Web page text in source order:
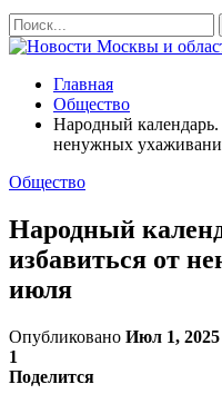
Главная
Общество
Народный календарь.
ненужных
Общество
Народный
избавиться от
июля
Опубликовано Июл 1, 2025
1
Поделится